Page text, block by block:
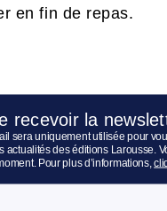
en fin de repas.
recevoir la
sera uniquement utilisée pour
actualités des éditions Larousse.
Pour plus d’informations,